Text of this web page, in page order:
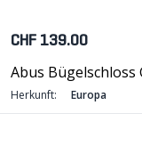
CHF 139.00
Abus Bügelschloss
Herkunft: Europa